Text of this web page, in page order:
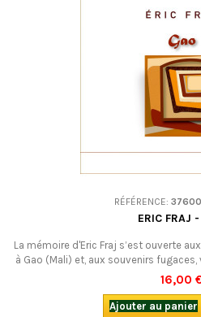
RÉFÉRENCE:
ERIC FRAJ
La mémoire d'Eric Fraj s’est ouverte
à Gao (Mali) et, aux souvenirs
les questions d’aujourd’hui… 18
interrogent : qu’en est-il de notre vie
Une réussite sur
16,00
Ajouter au panier